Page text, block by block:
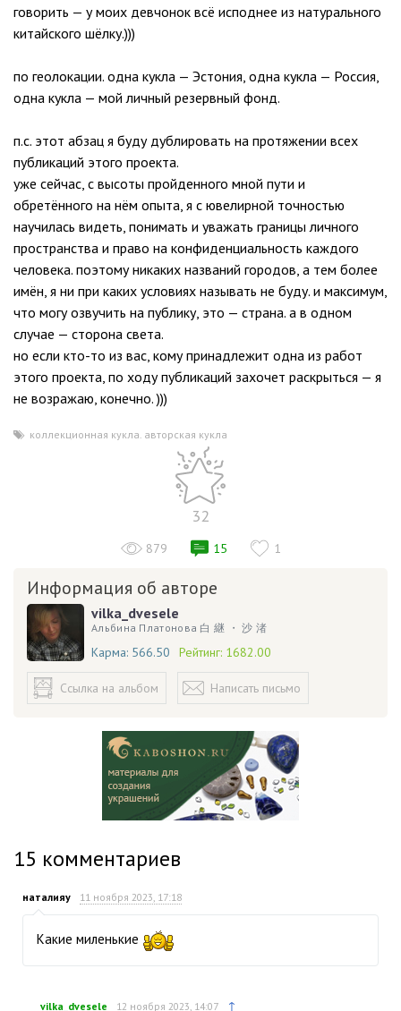
говорить — у моих девчонок всё исподнее из натурального
китайского шёлку.)))
по геолокации. одна кукла — Эстония, одна кукла — Россия,
одна кукла — мой личный резервный фонд.
п.с. этот абзац я буду дублировать на протяжении всех
публикаций этого проекта.
уже сейчас, с высоты пройденного мной пути и
обретённого на нём опыта, я с ювелирной точностью
научилась видеть, понимать и уважать границы личного
пространства и право на конфиденциальность каждого
человека. поэтому никаких названий городов, а тем более
имён, я ни при каких условиях называть не буду. и максимум,
что могу озвучить на публику, это — страна. а в одном
случае — сторона света.
но если кто-то из вас, кому принадлежит одна из работ
этого проекта, по ходу публикаций захочет раскрыться — я
не возражаю, конечно. )))
коллекционная кукла. авторская кукла
32
879 15 1
Информация об авторе
vilka_dvesele
Альбина Платонова 白 継 ・ 沙 渚
Карма: 566.50 Рейтинг: 1682.00
Ссылка на альбом Написать письмо
15 комментариев
наталияу 11 ноября 2023, 17:18
Какие миленькие
vilka_dvesele 12 ноября 2023, 14:07 ↑